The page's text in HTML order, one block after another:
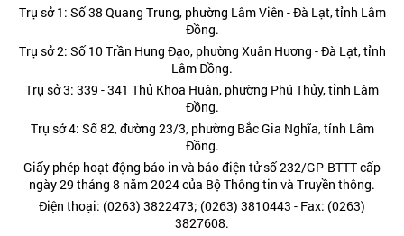
Trụ sở 1: Số 38 Quang Trung, phường Lâm Viên - Đà Lạt, tỉnh Lâm
Đồng.
Trụ sở 2: Số 10 Trần Hưng Đạo, phường Xuân Hương - Đà Lạt, tỉnh
Lâm Đồng.
Trụ sở 3: 339 - 341 Thủ Khoa Huân, phường Phú Thủy, tỉnh Lâm
Đồng.
Trụ sở 4: Số 82, đường 23/3, phường Bắc Gia Nghĩa, tỉnh Lâm
Đồng.
Giấy phép hoạt động báo in và báo điện tử số 232/GP-BTTT cấp
ngày 29 tháng 8 năm 2024 của Bộ Thông tin và Truyền thông.
Điện thoại: (0263) 3822473; (0263) 3810443 - Fax: (0263)
3827608.